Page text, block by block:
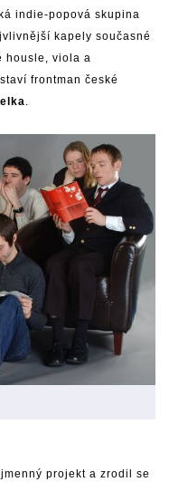
indie-popová skupina
kapely současné
housle, viola a
frontman české
projekt a zrodil se